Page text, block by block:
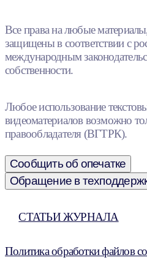
Все права на любые
защищены в соответствии с
международным
собственности.
Любое использование
видеоматериалов возможно
правообладателя (ВГТРК).
Сообщить об опечатке
Обращение в
СТАТЬИ ЖУРНАЛА
Политика обработки файлов